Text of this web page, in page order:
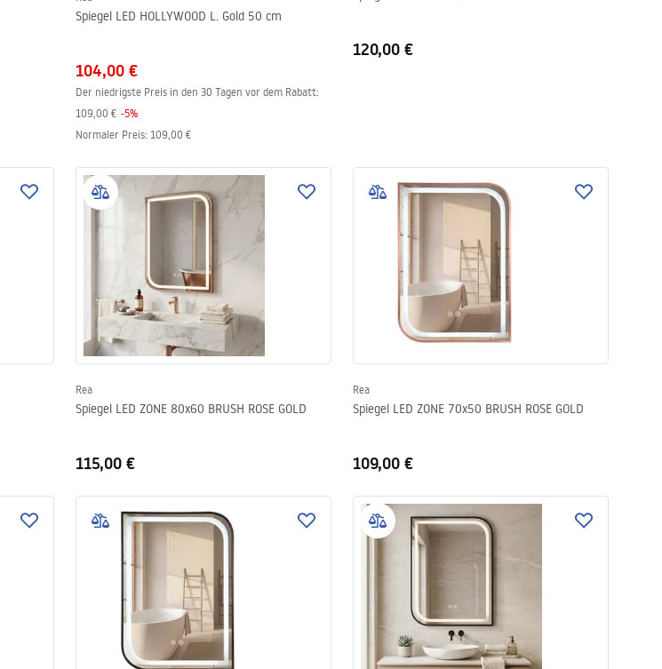
Spiegel LED HOLLYWOOD L. Gold 50 cm
104,00 €
Der niedrigste Preis in den 30 Tagen vor dem Rabatt:
109,00 € -5%
Normaler Preis: 109,00 €
120,00 €
Rea
Spiegel LED ZONE 80x60 BRUSH ROSE GOLD
115,00 €
Rea
Spiegel LED ZONE 70x50 BRUSH ROSE GOLD
109,00 €